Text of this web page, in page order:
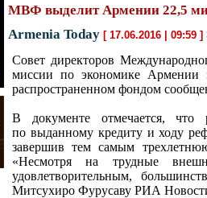
МВФ выделит Армении 22,5
Armenia Today [ 17.06.2016 | 09:59 ]
Совет директоров
миссии по экономике Армении
распространенном фондом
В документе отмечается, что
по выданному кредиту и ходу
завершив тем самым
«Несмотря на трудные
удовлетворительным,
Митсухиро Фурусаву РИА